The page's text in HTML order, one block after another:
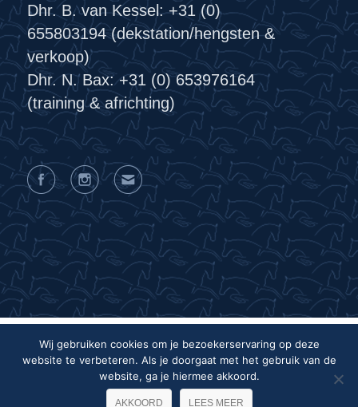
Dhr. B. van Kessel: +31 (0)
655803194 (dekstation/hengsten &
verkoop)
Dhr. N. Bax: +31 (0) 653976164
(training & africhting)
Privacyverklaring
Algemene voorwaarden
Wij gebruiken cookies om je bezoekerservaring op deze
website te verbeteren. Als je doorgaat met het gebruik van de
website, ga je hiermee akkoord.
AKKOORD LEES MEER